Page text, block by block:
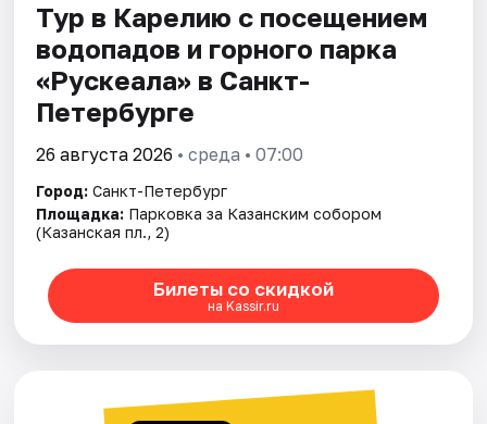
Тур в Карелию с посещением
водопадов и горного парка
«Рускеала» в Санкт-
Петербурге
26 августа 2026 • среда • 07:00
Город: Санкт-Петербург
Площадка: Парковка за Казанским собором
(Казанская пл., 2)
Билеты со скидкой
на Kassir.ru